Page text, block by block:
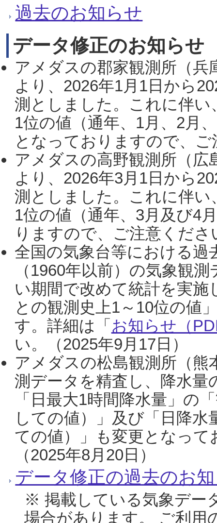
過去のお知らせ
データ修正のお知らせ
アメダスの郡家観測所（
より、2026年1月1日から
測としました。これに伴い
1位の値（通年、1月、2月
となっておりますので、
アメダスの高野観測所（
より、2026年3月1日から
測としました。これに伴い
1位の値（通年、3月及び4
りますので、ご注意くだ
全国の気象台等における過
（1960年以前）の気象観
い期間で改めて統計を実
との観測史上1～10位の値
す。詳細は「 お知らせ（
い。（2025年9月17日）
アメダスの松島観測所（熊
測データを精査し、降水
「日最大1時間降水量」の
しての値）」及び「日降
ての値）」も変更となっ
（2025年8月20日）
データ修正の過去のお
※ 掲載している気象デー
場合があります。 ご利用